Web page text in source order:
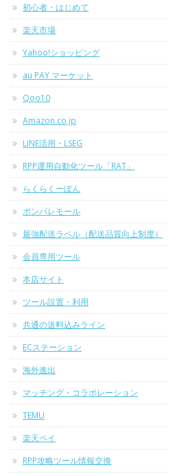
初心者・はじめて
楽天市場
Yahoo!ショッピング
au PAY マーケット
Qoo10
Amazon.co.jp
LINE活用・LSEG
RPP運用自動化ツール「RAT」
らくらくーぽん
ポンパレモール
最強配送ラベル（配送品質向上制度）
会員専用ツール
本店サイト
ツール設置・利用
共通の送料込みライン
ECステーション
海外進出
マッチング・コラボレーション
TEMU
楽天ペイ
RPP攻略ツール情報交換